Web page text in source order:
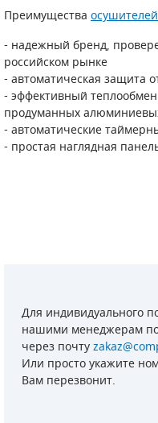
Преимущества
- надежный бренд,
российском рынке
- автоматическая защита
- эффективный теплообмен
продуманных
- автоматические
- простая наглядная
Для индивидуального
нашими менеджерам
через почту
Или просто укажите
Вам перезвонит.
ШЛАНГИ ДЛЯ МОТОПОМП
ДЛЯ ВАКУУМНЫХ НАСОСОВ